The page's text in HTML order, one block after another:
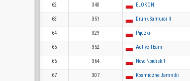
62 340 ELOKON
63 351 Drunk Samurai II
64 329 Pączki
65 352 Active TEam
66 364 Novo Nordisk 1
67 307 Kosmiczne Jamniki